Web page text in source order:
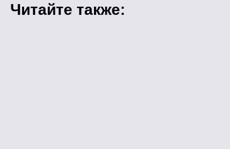
Читайте также: